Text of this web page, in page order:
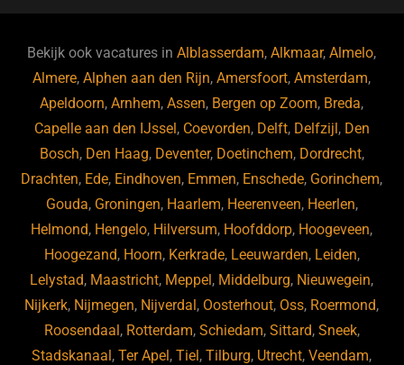
b
o
o
k
ky dI
n
Bekijk ook vacatures inAlblasserdam,Alkmaar,Almelo,
Almere,Alphen aan den Rijn,Amersfoort,Amsterdam,
Apeldoorn,Arnhem,Assen, Bergen op Zoom, Breda,
Capelle aan den IJssel , Coevorden, Delft, Delfzijl , Den
Bosch, Den Haag, Deventer, Doetinchem, Dordrecht,
Drachten, Ede, Eindhoven, Emmen, Enschede, Gorinchem,
Gouda, Groningen, Haarlem, Heerenveen, Heerlen,
Helmond, Hengelo, Hilversum, Hoofddorp, Hoogeveen,
Hoogezand, Hoorn, Kerkrade, Leeuwarden, Leiden,
Lelystad, Maastricht, Meppel , Middelburg, Nieuwegein,
Nijkerk, Nijmegen, Nijverdal , Oosterhout, Oss, Roermond,
Roosendaal , Rotterdam, Schiedam, Sittard, Sneek,
Stadskanaal ,Ter Apel ,Tiel ,Tilburg, Utrecht,Veendam,